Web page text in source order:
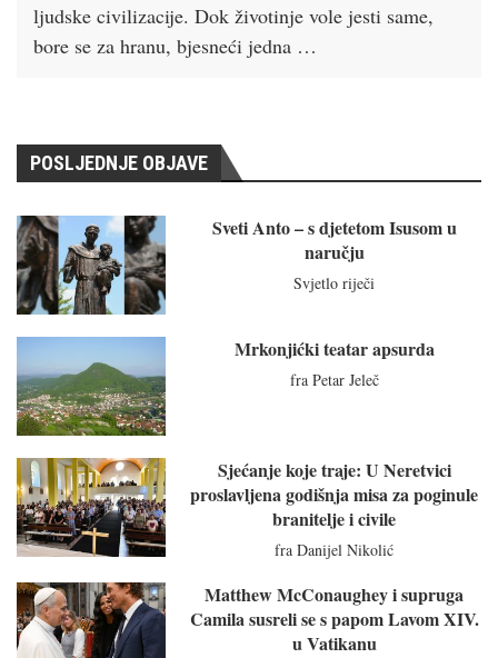
ljudske civilizacije. Dok životinje vole jesti same,
bore se za hranu, bjesneći jedna …
POSLJEDNJE OBJAVE
Sveti Anto – s djetetom Isusom u
naručju
Svjetlo riječi
Mrkonjićki teatar apsurda
fra Petar Jeleč
Sjećanje koje traje: U Neretvici
proslavljena godišnja misa za poginule
branitelje i civile
fra Danijel Nikolić
Matthew McConaughey i supruga
Camila susreli se s papom Lavom XIV.
u Vatikanu